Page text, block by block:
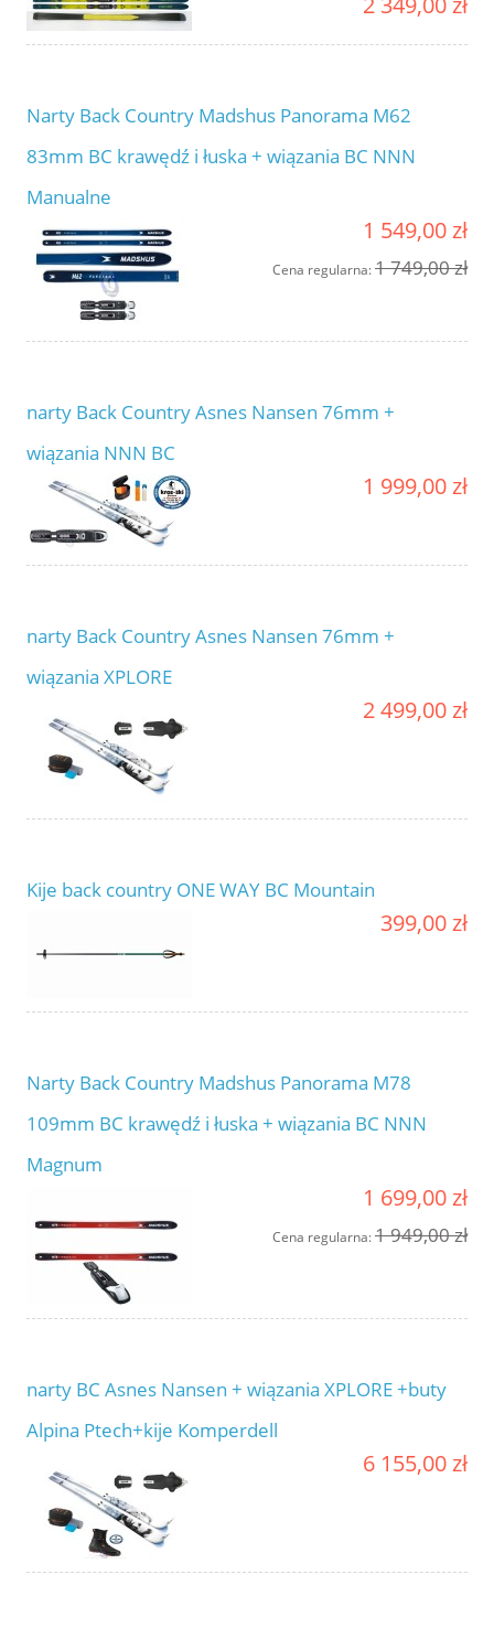
Narty Back Country Madshus Panorama M62
83mm BC krawędź i łuska + wiązania BC NNN
Manualne
1 549,00 zł
Cena regularna:1 749,00 zł
narty Back Country Asnes Nansen 76mm +
wiązania NNN BC
1 999,00 zł
narty Back Country Asnes Nansen 76mm +
wiązania XPLORE
2 499,00 zł
Kije back country ONE WAY BC Mountain
399,00 zł
Narty Back Country Madshus Panorama M78
109mm BC krawędź i łuska + wiązania BC NNN
Magnum
1 699,00 zł
Cena regularna:1 949,00 zł
narty BC Asnes Nansen + wiązania XPLORE +buty
Alpina Ptech+kije Komperdell
6 155,00 zł